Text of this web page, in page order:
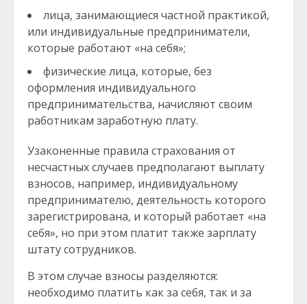
лица, занимающиеся частной практикой,
или индивидуальные предприниматели,
которые работают «на себя»;
физические лица, которые, без
оформления индивидуального
предпринимательства, начисляют своим
работникам заработную плату.
Узаконенные правила страхования от
несчастных случаев предполагают выплату
взносов, например, индивидуальному
предпринимателю, деятельность которого
зарегистрирована, и который работает «на
себя», но при этом платит также зарплату
штату сотрудников.
В этом случае взносы разделяются:
необходимо платить как за себя, так и за